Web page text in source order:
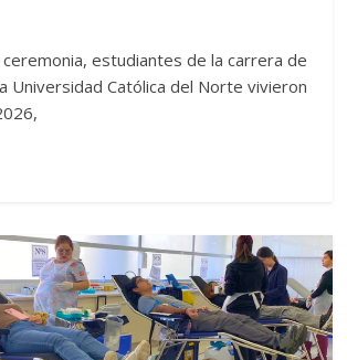
ceremonia, estudiantes de la carrera de
Universidad Católica del Norte vivieron